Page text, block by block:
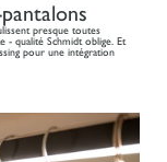
presque toutes
- qualité Schmidt oblige. Et
pour une intégration